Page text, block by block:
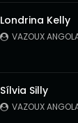
Londrina Kelly
VAZOUX
Sílvia Silly
VAZOUX